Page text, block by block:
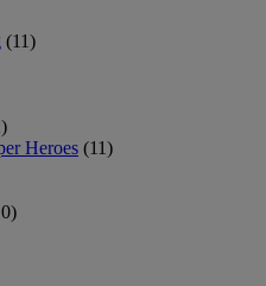
(11)
Heroes (11)